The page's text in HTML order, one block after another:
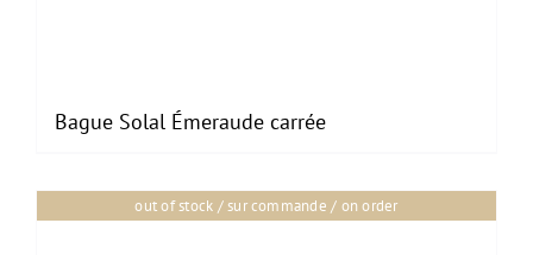
Bague Solal Émeraude carrée
out of stock / sur commande / on order